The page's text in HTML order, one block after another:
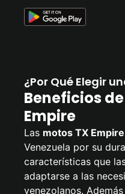
¿Por Qué Elegir
Beneficios
Empire
Las motos TX Empire
Venezuela por su
características que
adaptarse a las
venezolanos.